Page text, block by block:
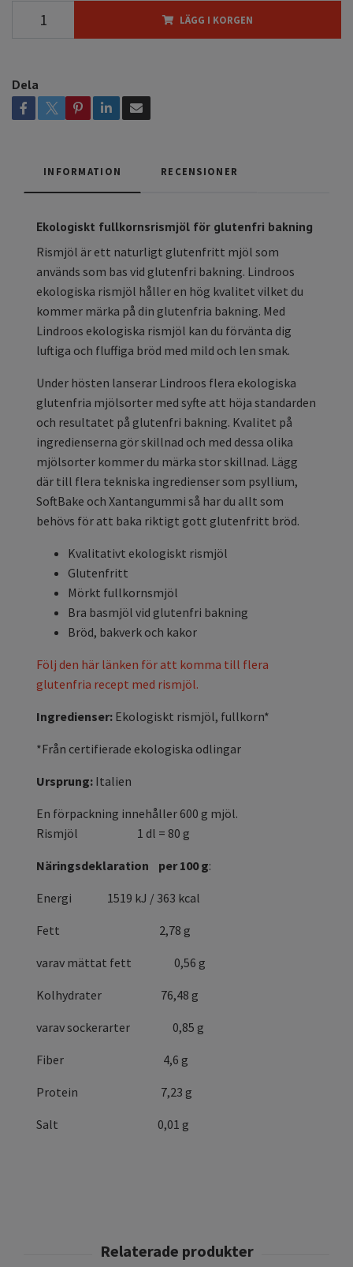
LÄGG I KORGEN
Dela
INFORMATION RECENSIONER
Ekologiskt fullkornsrismjöl för glutenfri bakning
Rismjöl är ett naturligt glutenfritt mjöl som
används som bas vid glutenfri bakning. Lindroos
ekologiska rismjöl håller en hög kvalitet vilket du
kommer märka på din glutenfria bakning. Med
Lindroos ekologiska rismjöl kan du förvänta dig
luftiga och fluffiga bröd med mild och len smak.
Under hösten lanserar Lindroos flera ekologiska
glutenfria mjölsorter med syfte att höja standarden
och resultatet på glutenfri bakning. Kvalitet på
ingredienserna gör skillnad och med dessa olika
mjölsorter kommer du märka stor skillnad. Lägg
där till flera tekniska ingredienser som psyllium,
SoftBake och Xantangummi så har du allt som
behövs för att baka riktigt gott glutenfritt bröd.
Kvalitativt ekologiskt rismjöl
Glutenfritt
Mörkt fullkornsmjöl
Bra basmjöl vid glutenfri bakning
Bröd, bakverk och kakor
Följ den här länken för att komma till flera
glutenfria recept med rismjöl.
Ingredienser: Ekologiskt rismjöl, fullkorn*
*Från certifierade ekologiska odlingar
Ursprung: Italien
En förpackning innehåller 600 g mjöl.
Rismjöl 1 dl = 80 g
Näringsdeklaration per 100 g:
Energi 1519 kJ / 363 kcal
Fett 2,78 g
varav mättat fett 0,56 g
Kolhydrater 76,48 g
varav sockerarter 0,85 g
Fiber 4,6 g
Protein 7,23 g
Salt 0,01 g